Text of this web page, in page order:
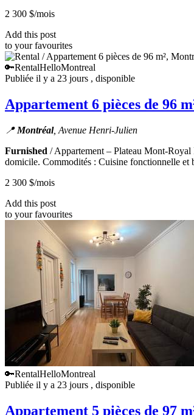
2 300 $/mois
Add this post
to your favourites
🔑RentalHelloMontreal
Publiée il y a 23 jours , disponible
Appartement 6 pièces de 96
📍 Montréal, Avenue Henri-Julien
Furnished / Appartement – Plateau Mont-Royal
domicile. Commodités : Cuisine fonctionnelle et
2 300 $/mois
Add this post
to your favourites
🔑RentalHelloMontreal
Publiée il y a 23 jours , disponible
Appartement 5 pièces de 97